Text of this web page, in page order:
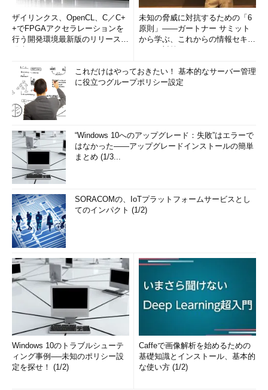
ザイリンクス、OpenCL、C／C+
+でFPGAアクセラレーションを
行う開発環境最新版のリリースを
未知の脅威に対抗するための「6
原則」――ガートナー サミット
から学ぶ、これからの情報セキュ
これだけはやっておきたい！ 基本的なサーバー管理
に役立つグループポリシー設定
“Windows 10へのアップグレード：失敗”はエラーで
はなかった――アップグレードインストールの簡単
まとめ (1/3...
SORACOMの、IoTプラットフォームサービスとし
てのインパクト (1/2)
Windows 10のトラブルシューテ
ィング事例──未知のポリシー設
定を探せ！ (1/2)
Caffeで画像解析を始めるための
基礎知識とインストール、基本的
な使い方 (1/2)